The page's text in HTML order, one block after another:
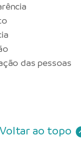
das pessoas
Voltar ao topo